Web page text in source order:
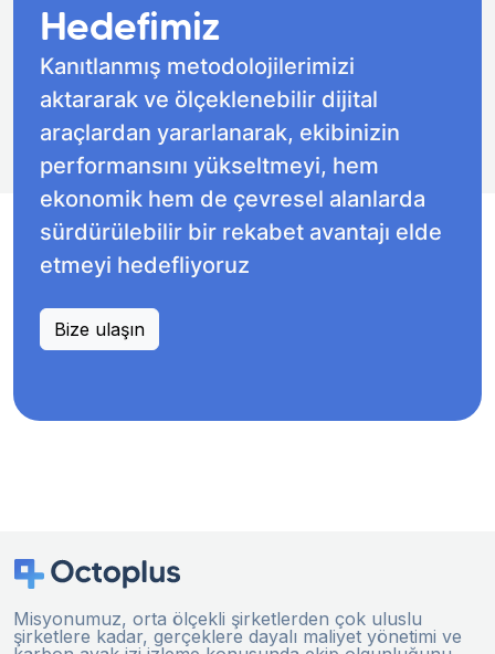
Hedefimiz
Kanıtlanmış metodolojilerimizi
aktararak ve ölçeklenebilir dijital
araçlardan yararlanarak, ekibinizin
performansını yükseltmeyi, hem
ekonomik hem de çevresel alanlarda
sürdürülebilir bir rekabet avantajı elde
etmeyi hedefliyoruz
Bize ulaşın
Misyonumuz, orta ölçekli şirketlerden çok uluslu
şirketlere kadar, gerçeklere dayalı maliyet yönetimi ve